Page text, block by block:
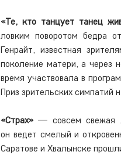
«Те, кто танцует танец
ловким поворотом бедра
Генрайт, известная
поколение матери, а через
время участвовала в
Приз зрительских симпатий
«Страх» — совсем свежая
он ведет смелый и
Саратове и Хвалынске